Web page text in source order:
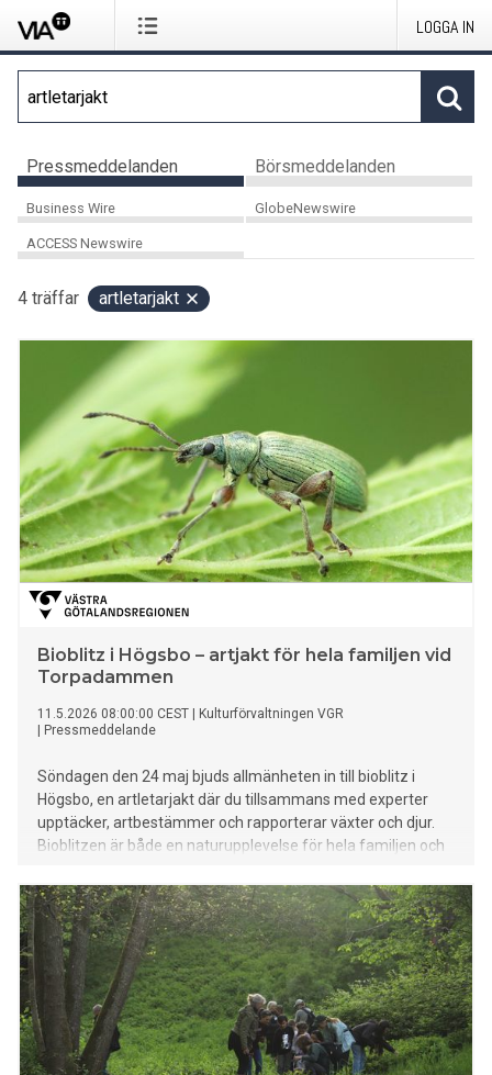
LOGGA IN
Pressmeddelanden Börsmeddelanden
Business Wire GlobeNewswire
ACCESS Newswire
4 träffar artletarjakt
Bioblitz i Högsbo – artjakt för hela familjen vid
Torpadammen
11.5.2026 08:00:00 CEST
Kulturförvaltningen VGR
Pressmeddelande
Söndagen den 24 maj bjuds allmänheten in till bioblitz i
Högsbo, en artletarjakt där du tillsammans med experter
upptäcker, artbestämmer och rapporterar växter och djur.
Bioblitzen är både en naturupplevelse för hela familjen och
kunskap om biologisk mångfald.